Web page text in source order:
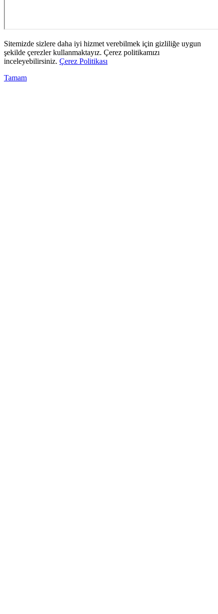
Sitemizde sizlere daha iyi hizmet verebilmek için gizliliğe uygun
şekilde çerezler kullanmaktayız. Çerez politikamızı
inceleyebilirsiniz. Çerez Politikası
Tamam